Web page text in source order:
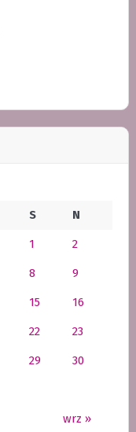
S N
wrz »
1 2
8 9
15 16
22 23
29 30